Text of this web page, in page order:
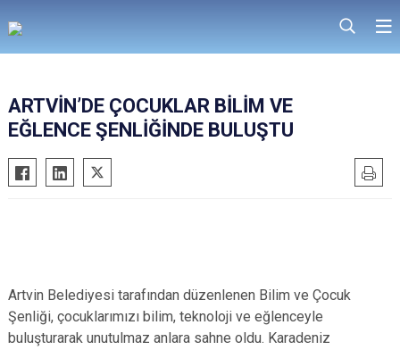
ARTVİN’DE ÇOCUKLAR BİLİM VE
EĞLENCE ŞENLİĞİNDE BULUŞTU
Artvin Belediyesi tarafından düzenlenen Bilim ve Çocuk
Şenliği, çocuklarımızı bilim, teknoloji ve eğlenceyle
buluşturarak unutulmaz anlara sahne oldu. Karadeniz